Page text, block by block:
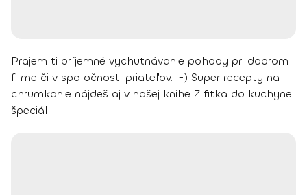
Prajem ti príjemné vychutnávanie pohody pri dobrom
filme či v spoločnosti priateľov. ;-) Super recepty na
chrumkanie nájdeš aj v našej knihe Z fitka do kuchyne
špeciál: